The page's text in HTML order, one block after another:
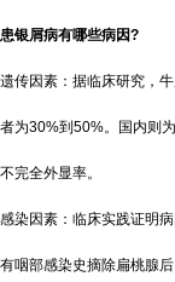
患银屑病有哪些病因?
遗传因素：据临床研究，
者为30%到50%。国内则
不完全外显率。
感染因素：临床实践证明
有咽部感染史摘除扁桃腺